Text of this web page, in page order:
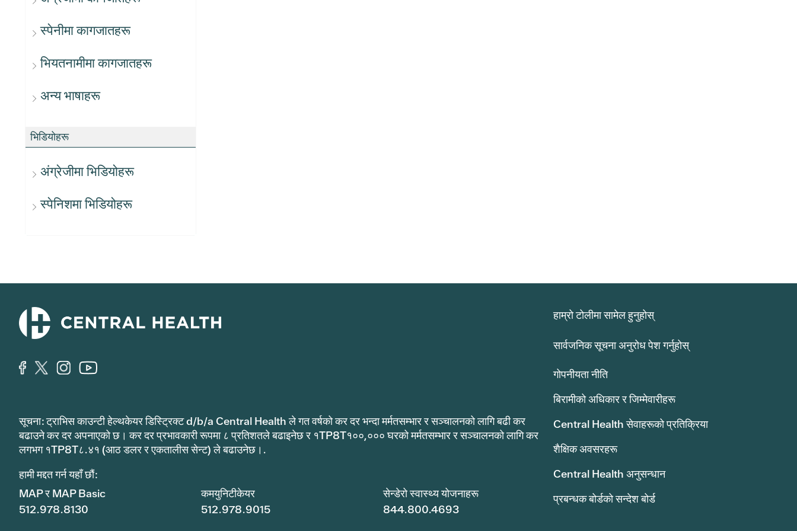
स्पेनीमा कागजातहरू
भियतनामीमा कागजातहरू
अन्य भाषाहरू
भिडियोहरू
अंग्रेजीमा भिडियोहरू
स्पेनिशमा भिडियोहरू
सूचना: ट्राभिस काउन्टी हेल्थकेयर डिस्ट्रिक्ट d/b/a Central Health ले गत वर्षको कर दर भन्दा मर्मतसम्भार र सञ्चालनको लागि बढी कर
बढाउने कर दर अपनाएको छ। कर दर प्रभावकारी रूपमा ८ प्रतिशतले बढाइनेछ र १TP8T१००,००० घरको मर्मतसम्भार र सञ्चालनको लागि कर
लगभग १TP8T८.४१ (आठ डलर र एकतालीस सेन्ट) ले बढाउनेछ।.
हामी मद्दत गर्न यहाँ छौं:
MAP र MAP Basic
512.978.8130
कमयुनिटीकेयर
512.978.9015
सेन्डेरो स्वास्थ्य योजनाहरू
844.800.4693
हाम्रो टोलीमा सामेल हुनुहोस्
सार्वजनिक सूचना अनुरोध पेश गर्नुहोस्
गोपनीयता नीति
बिरामीको अधिकार र जिम्मेवारीहरू
Central Health सेवाहरूको प्रतिक्रिया
शैक्षिक अवसरहरू
Central Health अनुसन्धान
प्रबन्धक बोर्डको सन्देश बोर्ड